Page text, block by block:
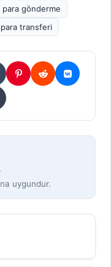
para gönderme
para transferi
uygundur.